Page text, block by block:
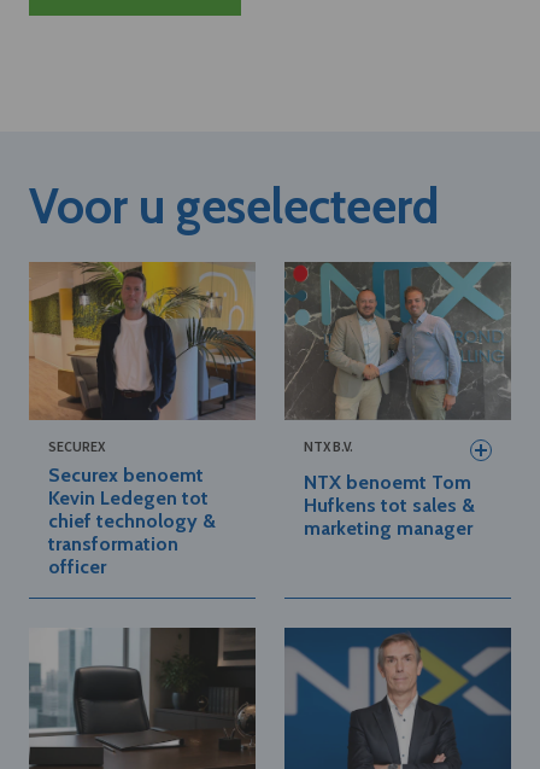
Voor u geselecteerd
SECUREX
Securex benoemt
Kevin Ledegen tot
chief technology &
transformation
officer
NTX B.V.
NTX benoemt Tom
Hufkens tot sales &
marketing manager